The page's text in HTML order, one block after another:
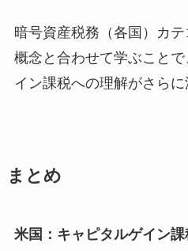
暗号資産税務（各国）カ
概念と合わせて学ぶこと
イン課税への理解がさらに
まとめ
米国：キャピタルゲイン課